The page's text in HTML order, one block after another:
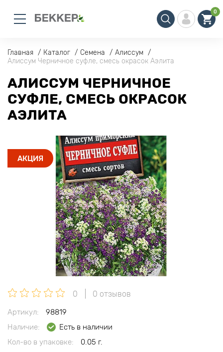
0
Главная Каталог Семена
Алиссум
Алиссум Черничное суфле, смесь окрасок Аэлита
АЛИССУМ ЧЕРНИЧНОЕ
СУФЛЕ, СМЕСЬ ОКРАСОК
АЭЛИТА
АКЦИЯ
0 0 отзывов
Артикул:
98819
Наличие:
Есть в наличии
Кол-во в упаковке:
0.05 г.